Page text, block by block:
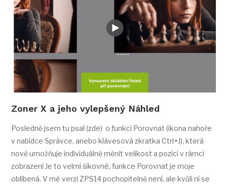
Zoner X a jeho vylepšený Náhled
Posledně jsem tu psal (zde) o funkci Porovnat (ikona nahoře
v nabídce Správce, anebo klávesová zkratka Ctrl+J), která
nově umožňuje individuálně měnit velikost a pozici v rámci
zobrazení Je to velmi šikovné, funkce Porovnat je moje
oblíbená. V mé verzi ZPS14 pochopitelně není, ale kvůli ní se